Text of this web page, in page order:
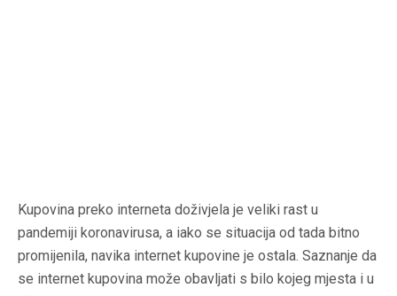
Kupovina preko interneta doživjela je veliki rast u
pandemiji koronavirusa, a iako se situacija od tada bitno
promijenila, navika internet kupovine je ostala. Saznanje da
se internet kupovina može obavljati s bilo kojeg mjesta i u